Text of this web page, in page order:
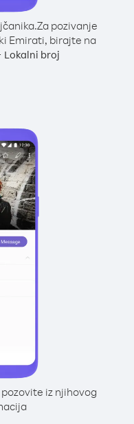
Za pozivanje
Emirati, birajte na
Lokalni broj
iz njihovog